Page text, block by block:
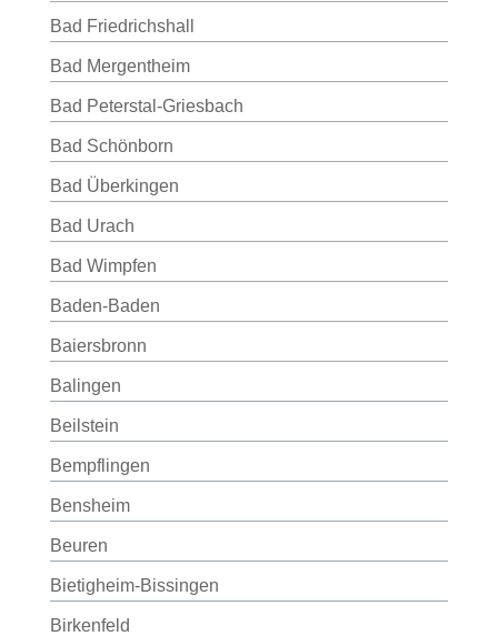
Bad Friedrichshall
Bad Mergentheim
Bad Peterstal-Griesbach
Bad Schönborn
Bad Überkingen
Bad Urach
Bad Wimpfen
Baden-Baden
Baiersbronn
Balingen
Beilstein
Bempflingen
Bensheim
Beuren
Bietigheim-Bissingen
Birkenfeld